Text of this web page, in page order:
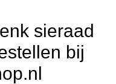
sieraad
bij